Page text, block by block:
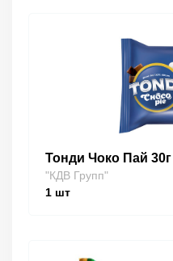
Тонди Чоко Пай 30г
"КДВ Групп"
1 шт